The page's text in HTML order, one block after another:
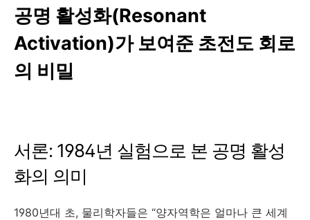
공명 활성화(Resonant
Activation)가 보여준 초전도 회로
의 비밀
서론: 1984년 실험으로 본 공명 활성
화의 의미
1980년대 초, 물리학자들은 “양자역학은 얼마나 큰 세계